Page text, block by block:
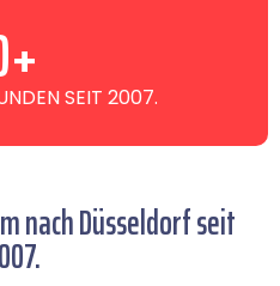
SEIT 2007.
+
nach Düsseldorf seit